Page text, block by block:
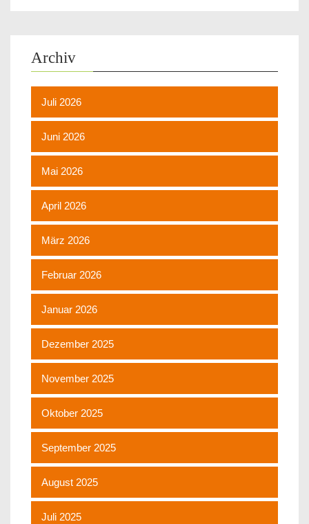
Archiv
Juli 2026
Juni 2026
Mai 2026
April 2026
März 2026
Februar 2026
Januar 2026
Dezember 2025
November 2025
Oktober 2025
September 2025
August 2025
Juli 2025